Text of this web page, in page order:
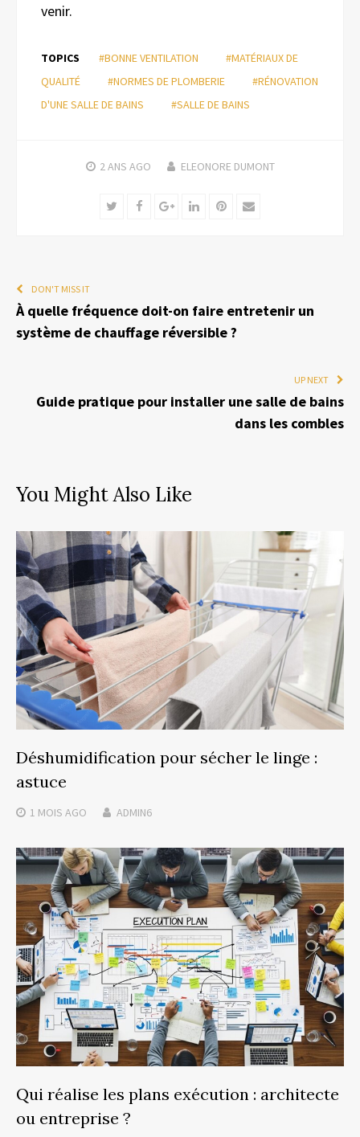
venir.
TOPICS #BONNE VENTILATION
#MATÉRIAUX DE
QUALITÉ
#NORMES DE PLOMBERIE
#RÉNOVATION
D'UNE SALLE DE BAINS
#SALLE DE BAINS
2 ANS AGO ELEONORE DUMONT
TwitterFacebookGoogle+LinkedInPinterest
Email
DON'T MISS IT
À quelle fréquence doit-on faire entretenir un
système de chauffage réversible ?
UP NEXT
Guide pratique pour installer une salle de bains
dans les combles
You Might Also Like
Déshumidification pour sécher le linge :
astuce
1 MOIS AGO ADMIN6
Qui réalise les plans exécution : architecte
ou entreprise ?